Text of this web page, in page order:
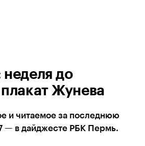
до
Жунева
и читаемое за последнюю
— в дайджесте РБК Пермь.